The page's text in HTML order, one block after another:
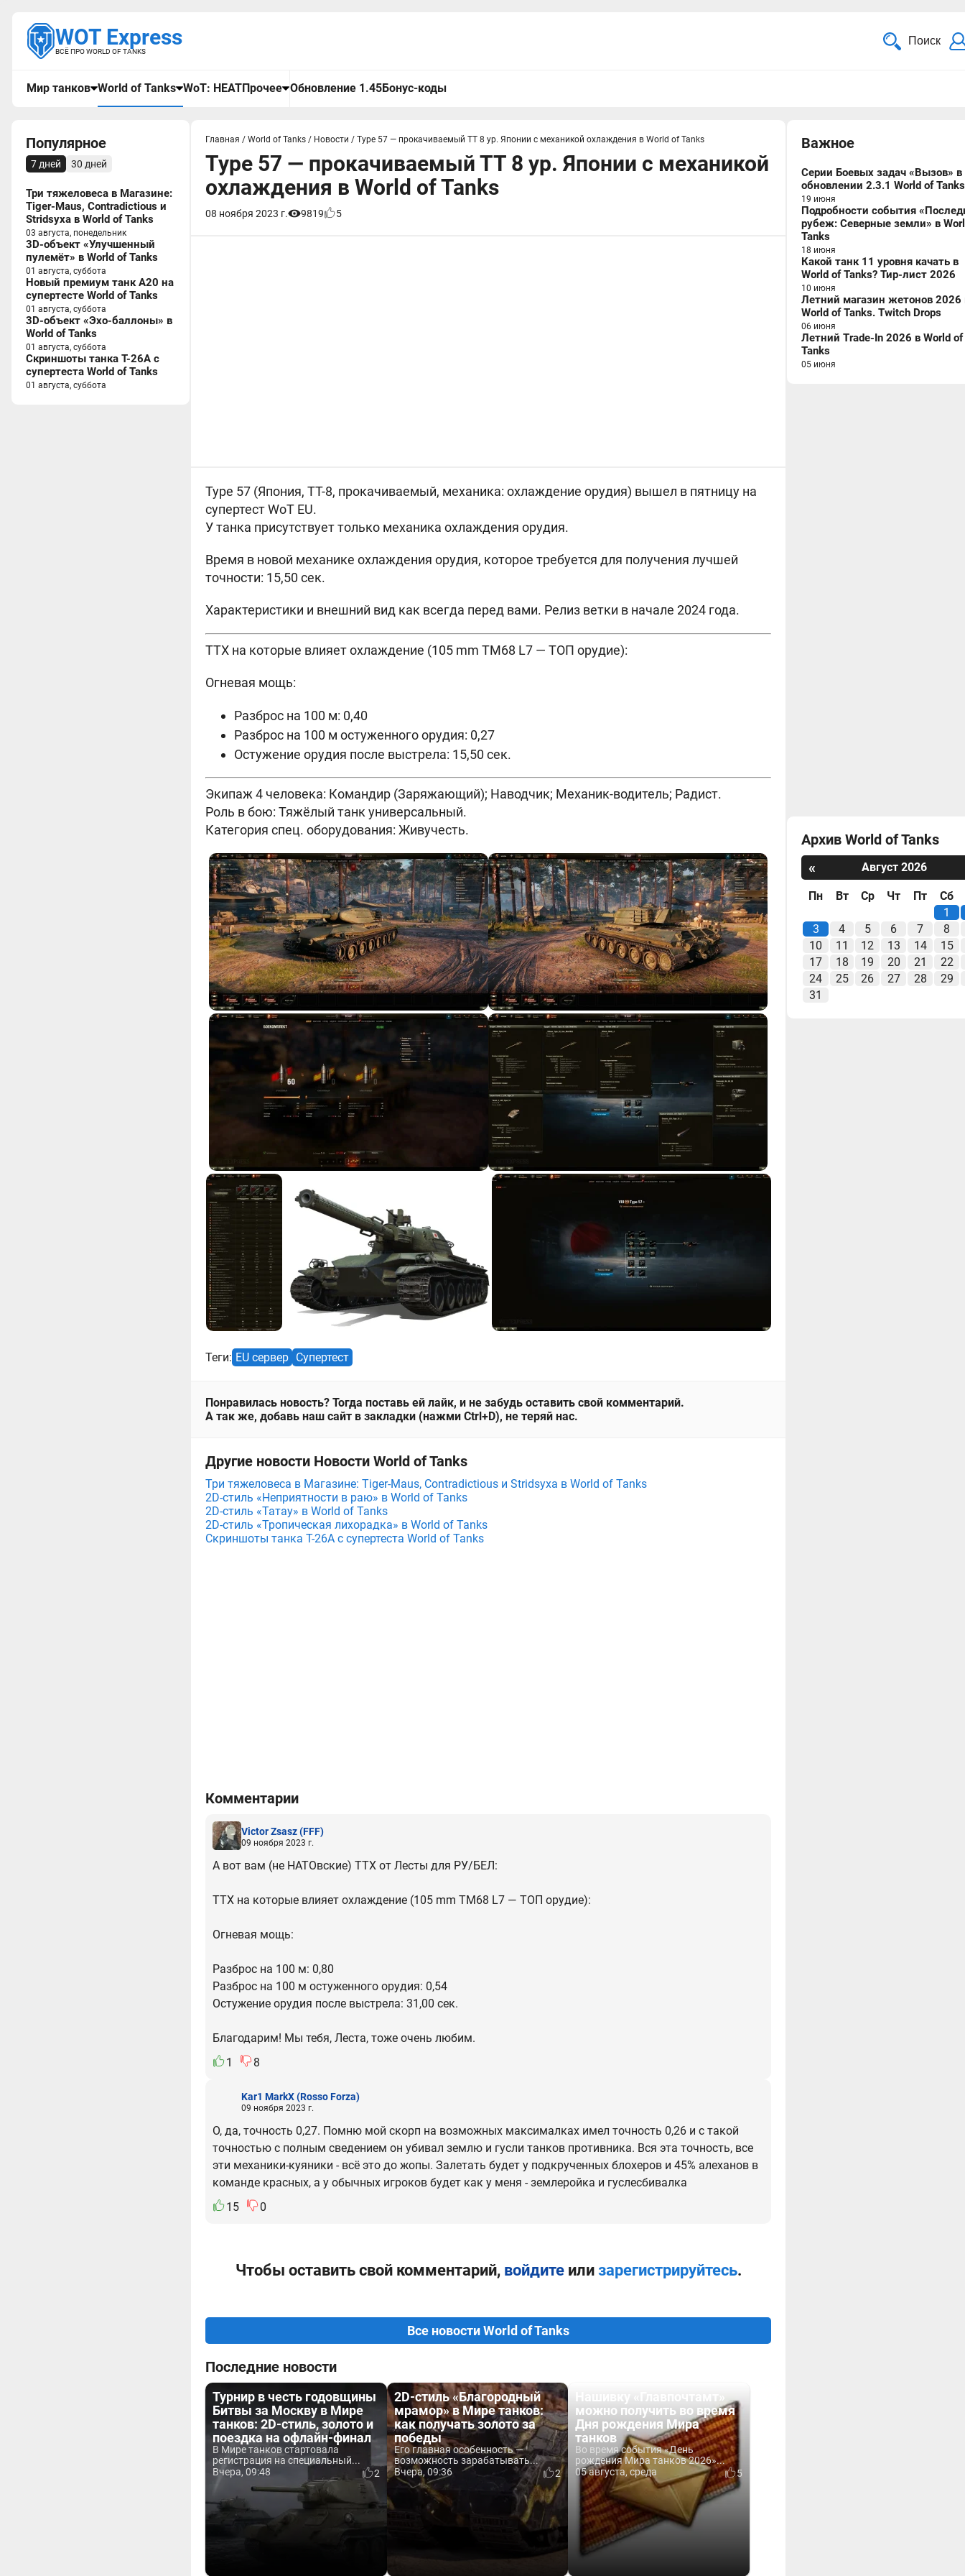
WOT Express
ВСЁ ПРО WORLD OF TANKS
Поиск
Мир танков World of Tanks WoT: HEATПрочее Обновление 1.45Бонус-коды
Популярное
7 дней 30 дней
Три тяжеловеса в Магазине:
Tiger-Maus, Contradictious и
Stridsyxa в World of Tanks
03 августа, понедельник
3D-объект «Улучшенный
пулемёт» в World of Tanks
01 августа, суббота
Новый премиум танк A20 на
супертесте World of Tanks
01 августа, суббота
3D-объект «Эхо-баллоны» в
World of Tanks
01 августа, суббота
Скриншоты танка T-26A с
супертеста World of Tanks
01 августа, суббота
Главная / World of Tanks / Новости / Type 57 — прокачиваемый ТТ 8 ур. Японии с механикой охлаждения в World of Tanks
Type 57 — прокачиваемый ТТ 8 ур. Японии с механикой
охлаждения в World of Tanks
08 ноября 2023 г. 9819 5
Type 57 (Япония, ТТ-8, прокачиваемый, механика: охлаждение орудия) вышел в пятницу на
супертест WoT EU.
У танка присутствует только механика охлаждения орудия.
Время в новой механике охлаждения орудия, которое требуется для получения лучшей
точности: 15,50 сек.
Характеристики и внешний вид как всегда перед вами. Релиз ветки в начале 2024 года.
ТТХ на которые влияет охлаждение (105 mm TM68 L7 — ТОП орудие):
Огневая мощь:
Разброс на 100 м: 0,40
Разброс на 100 м остуженного орудия: 0,27
Остужение орудия после выстрела: 15,50 сек.
Экипаж 4 человека: Командир (Заряжающий); Наводчик; Механик-водитель; Радист.
Роль в бою: Тяжёлый танк универсальный.
Категория спец. оборудования: Живучесть.
Теги: EU сервер Супертест
Понравилась новость? Тогда поставь ей лайк, и не забудь оставить свой комментарий.
А так же, добавь наш сайт в закладки (нажми Ctrl+D), не теряй нас.
Другие новости Новости World of Tanks
Три тяжеловеса в Магазине: Tiger-Maus, Contradictious и Stridsyxa в World of Tanks
2D-стиль «Неприятности в раю» в World of Tanks
2D-стиль «Татау» в World of Tanks
2D-стиль «Тропическая лихорадка» в World of Tanks
Скриншоты танка T-26A с супертеста World of Tanks
Комментарии
Victor Zsasz(FFF)
09 ноября 2023 г.
А вот вам (не НАТОвские) ТТХ от Лесты для РУ/БЕЛ:
ТТХ на которые влияет охлаждение (105 mm TM68 L7 — ТОП орудие):
Огневая мощь:
Разброс на 100 м: 0,80
Разброс на 100 м остуженного орудия: 0,54
Остужение орудия после выстрела: 31,00 сек.
Благодарим! Мы тебя, Леста, тоже очень любим.
1
8
Kar1 MarkX(Rosso Forza)
09 ноября 2023 г.
О, да, точность 0,27. Помню мой скорп на возможных максималках имел точность 0,26 и с такой
точностью с полным сведением он убивал землю и гусли танков противника. Вся эта точность, все
эти механики-куяники - всё это до жопы. Залетать будет у подкрученных блохеров и 45% алеханов в
команде красных, а у обычных игроков будет как у меня - землеройка и гуслесбивалка
15
0
Чтобы оставить свой комментарий, войдитеили зарегистрируйтесь.
Все новости World of Tanks
Последние новости
Турнир в честь годовщины
Битвы за Москву в Мире
танков: 2D-стиль, золото и
поездка на офлайн-финал
В Мире танков стартовала
регистрация на специальный...
Вчера, 09:48
2
2D-стиль «Благородный
мрамор» в Мире танков:
как получать золото за
победы
Его главная особенность —
возможность зарабатывать...
Вчера, 09:36
2
Нашивку «Главпочтамт»
можно получить во время
Дня рождения Мира
танков
Во время события «День
рождения Мира танков 2026»...
05 августа, среда
5
Важное
Серии Боевых задач «Вызов» в
обновлении 2.3.1 World of Tanks
19 июня
Подробности события
рубеж: Северные земли» в
Tanks
18 июня
Какой танк 11 уровня качать в
World of Tanks? Тир-лист 2026
10 июня
Летний магазин жетонов 2026
World of Tanks. Twitch Drops
06 июня
Летний Trade-In 2026 в World of
Tanks
05 июня
Архив World of Tanks
«
Август 2026
Пн Вт Ср Чт Пт
Сб
1
3
4 5 6 7
8
10
11 12 13 14
15
17
18 19 20 21
22
24
25 26 27 28
29
31